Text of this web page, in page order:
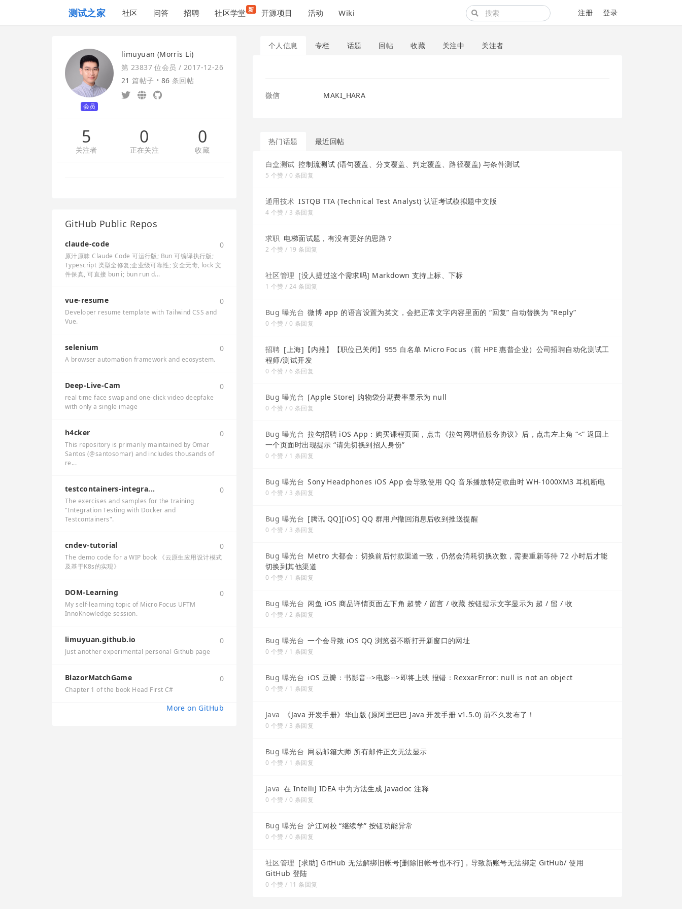
测试之家 社区 问答 招聘 社区学堂 新 开源项目 活动 Wiki 注册 登录
会员
limuyuan (Morris Li)
第 23837 位会员 / 2017-12-26
21 篇帖子 • 86 条回帖
5
关注者
0
正在关注
0
收藏
GitHub Public Repos
claude-code 0
原汁原昧 Claude Code 可运行版; Bun 可编译执行版;
Typescript 类型全修复;企业级可靠性; 安全无毒, lock 文
件保真, 可直接 bun i; bun run d...
vue-resume 0
Developer resume template with Tailwind CSS and
Vue.
selenium 0
A browser automation framework and ecosystem.
Deep-Live-Cam 0
real time face swap and one-click video deepfake
with only a single image
h4cker 0
This repository is primarily maintained by Omar
Santos (@santosomar) and includes thousands of
re...
testcontainers-integra... 0
The exercises and samples for the training
"Integration Testing with Docker and
Testcontainers".
cndev-tutorial 0
The demo code for a WIP book 《云原生应用设计模式
及基于K8s的实现》
DOM-Learning 0
My self-learning topic of Micro Focus UFTM
InnoKnowledge session.
limuyuan.github.io 0
Just another experimental personal Github page
BlazorMatchGame 0
Chapter 1 of the book Head First C#
More on GitHub
个人信息 专栏 话题 回帖 收藏 关注中 关注者
微信 MAKI_HARA
热门话题 最近回帖
白盒测试 控制流测试 (语句覆盖、分支覆盖、判定覆盖、路径覆盖) 与条件测试
5 个赞 / 0 条回复
通用技术 ISTQB TTA (Technical Test Analyst) 认证考试模拟题中文版
4 个赞 / 3 条回复
求职 电梯面试题，有没有更好的思路？
2 个赞 / 19 条回复
社区管理 [没人提过这个需求吗] Markdown 支持上标、下标
1 个赞 / 24 条回复
Bug 曝光台 微博 app 的语言设置为英文，会把正常文字内容里面的 “回复” 自动替换为 “Reply”
0 个赞 / 0 条回复
招聘 [上海]【内推】【职位已关闭】955 白名单 Micro Focus（前 HPE 惠普企业）公司招聘自动化测试工
程师/测试开发
0 个赞 / 6 条回复
Bug 曝光台 [Apple Store] 购物袋分期费率显示为 null
0 个赞 / 0 条回复
Bug 曝光台 拉勾招聘 iOS App：购买课程页面，点击《拉勾网增值服务协议》后，点击左上角 “<” 返回上
一个页面时出现提示 “请先切换到招人身份”
0 个赞 / 1 条回复
Bug 曝光台 Sony Headphones iOS App 会导致使用 QQ 音乐播放特定歌曲时 WH-1000XM3 耳机断电
0 个赞 / 3 条回复
Bug 曝光台 [腾讯 QQ][iOS] QQ 群用户撤回消息后收到推送提醒
0 个赞 / 3 条回复
Bug 曝光台 Metro 大都会：切换前后付款渠道一致，仍然会消耗切换次数，需要重新等待 72 小时后才能
切换到其他渠道
0 个赞 / 1 条回复
Bug 曝光台 闲鱼 iOS 商品详情页面左下角 超赞 / 留言 / 收藏 按钮提示文字显示为 超 / 留 / 收
0 个赞 / 2 条回复
Bug 曝光台 一个会导致 iOS QQ 浏览器不断打开新窗口的网址
0 个赞 / 1 条回复
Bug 曝光台 iOS 豆瓣：书影音-->电影-->即将上映 报错：RexxarError: null is not an object
0 个赞 / 1 条回复
Java 《Java 开发手册》华山版 (原阿里巴巴 Java 开发手册 v1.5.0) 前不久发布了！
0 个赞 / 3 条回复
Bug 曝光台 网易邮箱大师 所有邮件正文无法显示
0 个赞 / 1 条回复
Java 在 IntelliJ IDEA 中为方法生成 Javadoc 注释
0 个赞 / 0 条回复
Bug 曝光台 沪江网校 “继续学” 按钮功能异常
0 个赞 / 0 条回复
社区管理 [求助] GitHub 无法解绑旧帐号[删除旧帐号也不行]，导致新账号无法绑定 GitHub/ 使用
GitHub 登陆
0 个赞 / 11 条回复